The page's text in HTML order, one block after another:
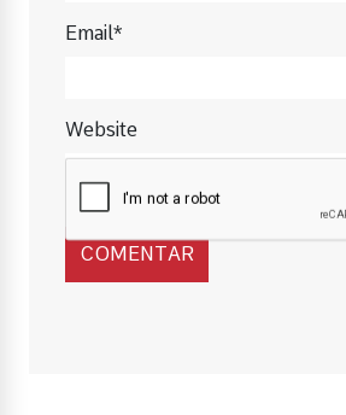
Email*
Website